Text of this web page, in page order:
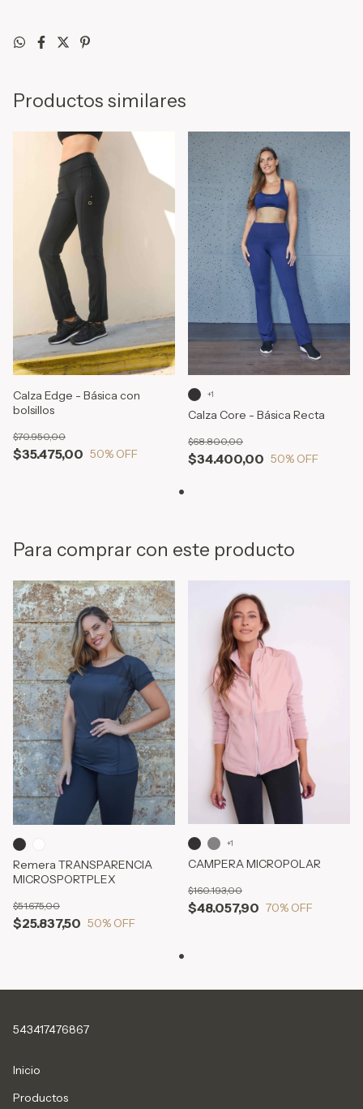
Productos similares
Calza Edge - Básica con
bolsillos
$35.475,00
$70.950,00
50% OFF
Calza Core - Básica Recta
$34.400,00
$68.800,00
50% OFF
+1
Para comprar con este producto
Remera TRANSPARENCIA
MICROSPORTPLEX
$25.837,50
$51.675,00
50% OFF
CAMPERA MICROPOLAR
$48.057,90
$160.193,00
70% OFF
+1
543417476867
Inicio
Productos